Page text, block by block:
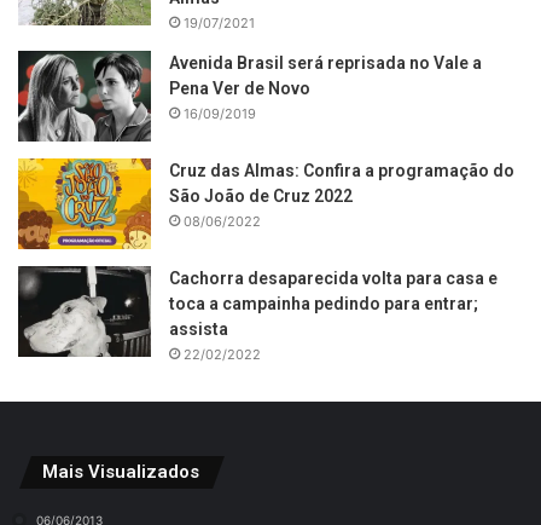
19/07/2021
Avenida Brasil será reprisada no Vale a
Pena Ver de Novo
16/09/2019
Cruz das Almas: Confira a programação do
São João de Cruz 2022
08/06/2022
Cachorra desaparecida volta para casa e
toca a campainha pedindo para entrar;
assista
22/02/2022
Mais Visualizados
06/06/2013